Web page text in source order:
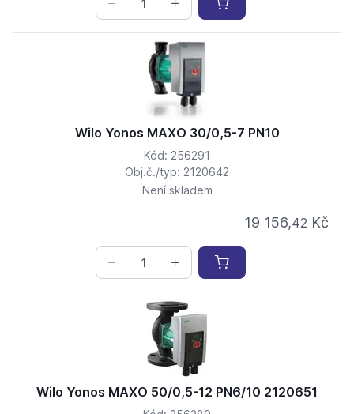
Wilo Yonos MAXO 30/0,5-7 PN10
Kód: 256291
Obj.č./typ: 2120642
Není skladem
19 156,42 Kč
Wilo Yonos MAXO 50/0,5-12 PN6/10 2120651